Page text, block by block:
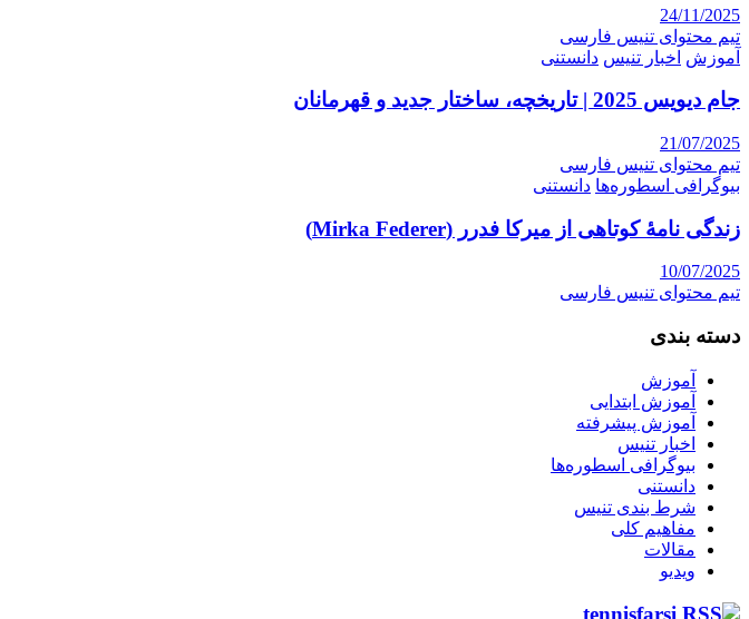
24/11/2025
تیم محتوای تنیس فارسی
آموزش اخبار تنیس دانستنی
جام دیویس 2025 | تاریخچه، ساختار جدید و قهرمانان
21/07/2025
تیم محتوای تنیس فارسی
بیوگرافی اسطوره‌ها دانستنی
زندگی نامۀ کوتاهی از میرکا فدرر (Mirka Federer)
10/07/2025
تیم محتوای تنیس فارسی
دسته بندی
آموزش
آموزش ابتدایی
آموزش پیشرفته
اخبار تنیس
بیوگرافی اسطوره‌ها
دانستنی
شرط بندی تنیس
مفاهیم کلی
مقالات
ویدیو
tennisfarsi